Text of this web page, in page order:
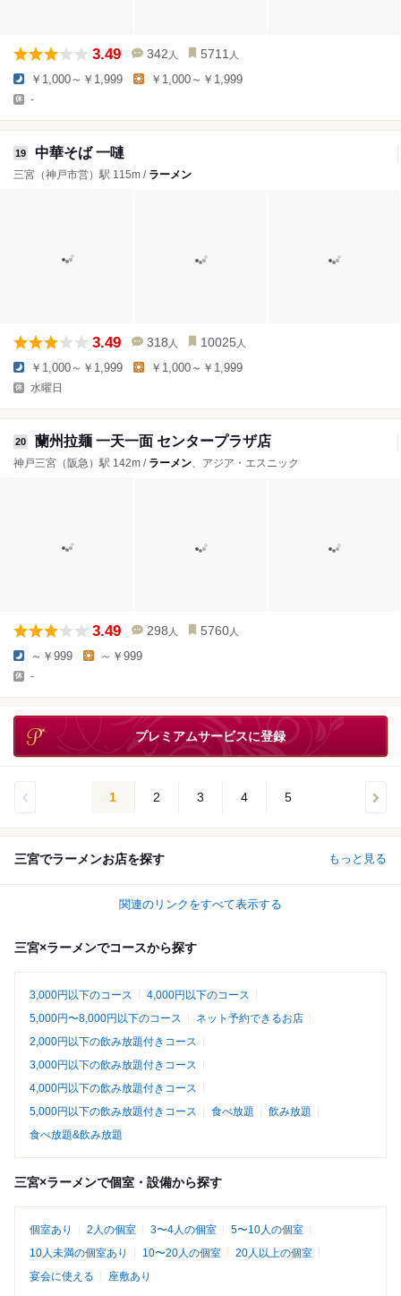
3.49 342 人 5711 人
￥1,000～￥1,999 ￥1,000～￥1,999
-
19 中華そば 一嗹
三宮（神戸市営）駅 115m / ラーメン
3.49 318 人 10025 人
￥1,000～￥1,999 ￥1,000～￥1,999
水曜日
20 蘭州拉麺 一天一面 センタープラザ店
神戸三宮（阪急）駅 142m / ラーメン、アジア・エスニック
3.49 298 人 5760 人
～￥999 ～￥999
-
プレミアムサービスに登録
1 2 3 4 5
三宮でラーメンお店を探す もっと見る
関連のリンクをすべて表示する
三宮×ラーメンでコースから探す
3,000円以下のコース
4,000円以下のコース
5,000円〜8,000円以下のコース
ネット予約できるお店
2,000円以下の飲み放題付きコース
3,000円以下の飲み放題付きコース
4,000円以下の飲み放題付きコース
5,000円以下の飲み放題付きコース
食べ放題
飲み放題
食べ放題&飲み放題
三宮×ラーメンで個室・設備から探す
個室あり 2人の個室 3〜4人の個室
5〜10人の個室
10人未満の個室あり
10〜20人の個室
20人以上の個室
宴会に使える
座敷あり